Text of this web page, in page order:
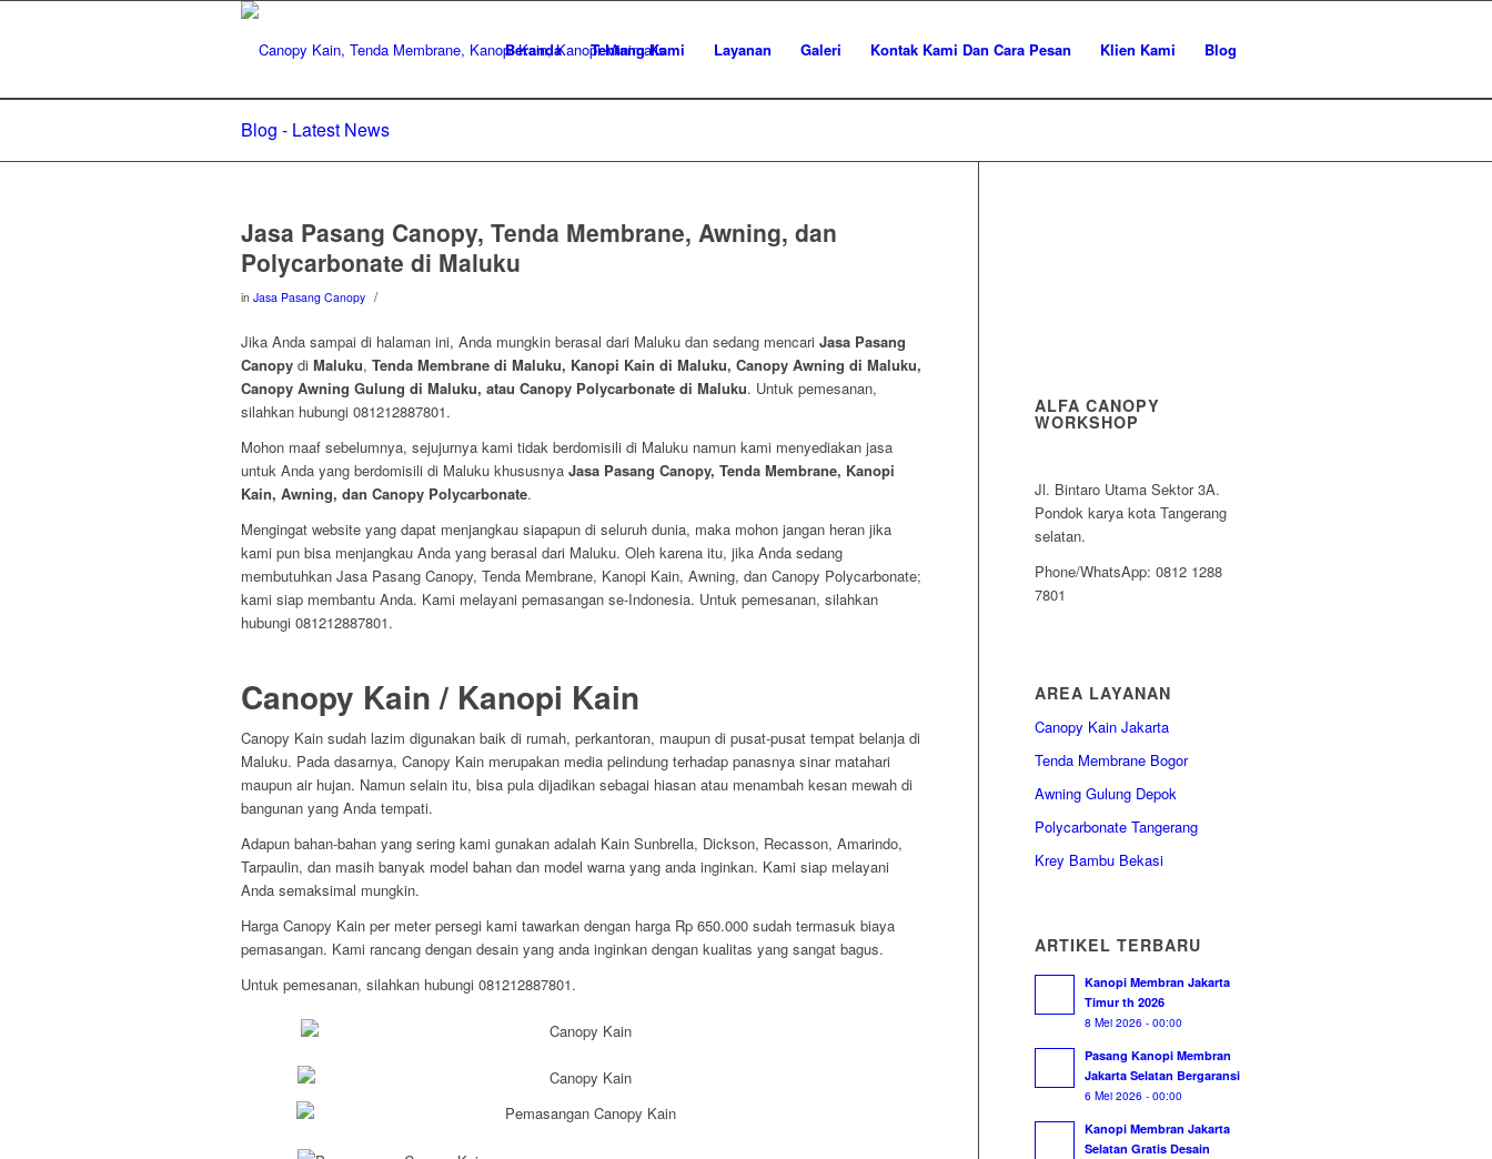
Beranda Tentang Kami Layanan Galeri Kontak Kami Dan Cara Pesan Klien Kami Blog
Blog - Latest News
Jasa Pasang Canopy, Tenda Membrane, Awning, dan
Polycarbonate di Maluku
in Jasa Pasang Canopy /
Jika Anda sampai di halaman ini, Anda mungkin berasal dari Maluku dan sedang mencari Jasa Pasang
Canopy di Maluku, Tenda Membrane di Maluku, Kanopi Kain di Maluku, Canopy Awning di Maluku,
Canopy Awning Gulung di Maluku, atau Canopy Polycarbonate di Maluku. Untuk pemesanan,
silahkan hubungi 081212887801.
Mohon maaf sebelumnya, sejujurnya kami tidak berdomisili di Maluku namun kami menyediakan jasa
untuk Anda yang berdomisili di Maluku khususnya Jasa Pasang Canopy, Tenda Membrane, Kanopi
Kain, Awning, dan Canopy Polycarbonate.
Mengingat website yang dapat menjangkau siapapun di seluruh dunia, maka mohon jangan heran jika
kami pun bisa menjangkau Anda yang berasal dari Maluku. Oleh karena itu, jika Anda sedang
membutuhkan Jasa Pasang Canopy, Tenda Membrane, Kanopi Kain, Awning, dan Canopy Polycarbonate;
kami siap membantu Anda. Kami melayani pemasangan se-Indonesia. Untuk pemesanan, silahkan
hubungi 081212887801.
Canopy Kain / Kanopi Kain
Canopy Kain sudah lazim digunakan baik di rumah, perkantoran, maupun di pusat-pusat tempat belanja di
Maluku. Pada dasarnya, Canopy Kain merupakan media pelindung terhadap panasnya sinar matahari
maupun air hujan. Namun selain itu, bisa pula dijadikan sebagai hiasan atau menambah kesan mewah di
bangunan yang Anda tempati.
Adapun bahan-bahan yang sering kami gunakan adalah Kain Sunbrella, Dickson, Recasson, Amarindo,
Tarpaulin, dan masih banyak model bahan dan model warna yang anda inginkan. Kami siap melayani
Anda semaksimal mungkin.
Harga Canopy Kain per meter persegi kami tawarkan dengan harga Rp 650.000 sudah termasuk biaya
pemasangan. Kami rancang dengan desain yang anda inginkan dengan kualitas yang sangat bagus.
Untuk pemesanan, silahkan hubungi 081212887801.
ALFA CANOPY
WORKSHOP
Jl. Bintaro Utama Sektor 3A.
Pondok karya kota Tangerang
selatan.
Phone/WhatsApp: 0812 1288
7801
AREA LAYANAN
Canopy Kain Jakarta
Tenda Membrane Bogor
Awning Gulung Depok
Polycarbonate Tangerang
Krey Bambu Bekasi
ARTIKEL TERBARU
Kanopi Membran Jakarta
Timur th 2026
8 Mei 2026 - 00:00
Pasang Kanopi Membran
Jakarta Selatan Bergaransi
6 Mei 2026 - 00:00
Kanopi Membran Jakarta
Selatan Gratis Desain